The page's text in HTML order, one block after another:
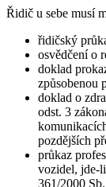
Řidič u sebe musí
řidičský
osvědčení o
doklad
způsobenou
doklad o
odst. 3
pozdějších
průkaz
vozidel, jde-
361/2000